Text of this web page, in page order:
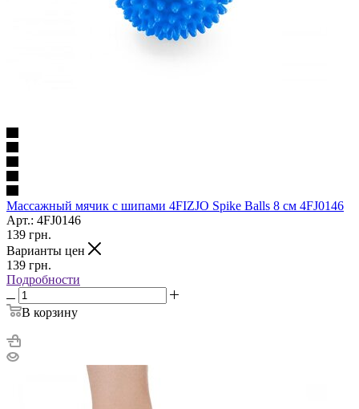
Массажный мячик с шипами 4FIZJO Spike Balls 8 см 4FJ0146
Арт.: 4FJ0146
139 грн.
Варианты цен
139 грн.
Подробности
В корзину